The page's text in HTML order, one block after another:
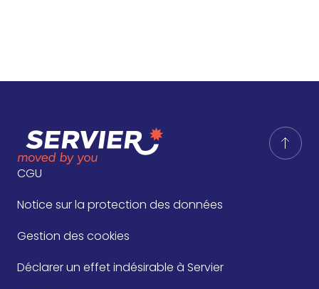
CGU
Notice sur la protection des données
Gestion des cookies
Déclarer un effet indésirable à Servier